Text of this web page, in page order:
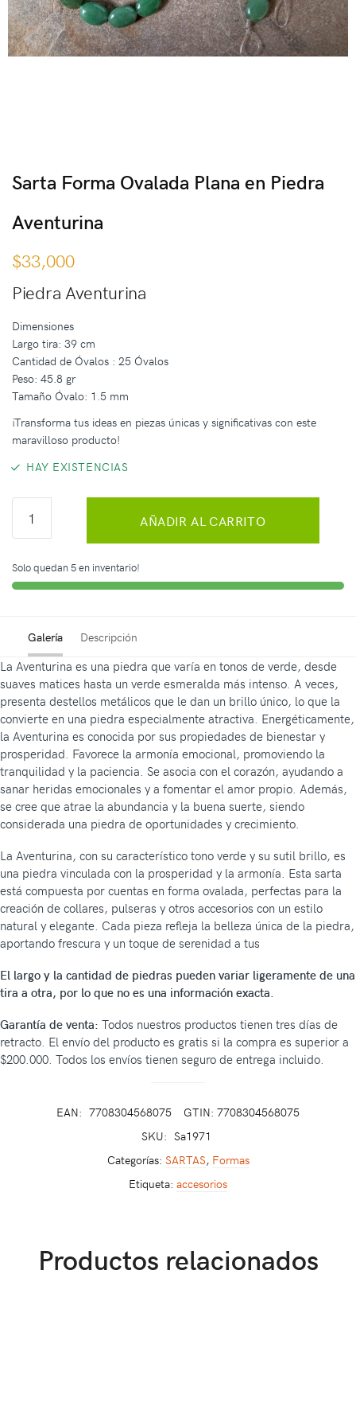
Sarta Forma Ovalada Plana en Piedra
Aventurina
$33,000
Piedra Aventurina
Dimensiones
Largo tira: 39 cm
Cantidad de Óvalos : 25 Óvalos
Peso: 45.8 gr
Tamaño Óvalo: 1.5 mm
¡Transforma tus ideas en piezas únicas y significativas con este
maravilloso producto!
HAY EXISTENCIAS
AÑADIR AL CARRITO
Solo quedan 5 en inventario!
Galería Descripción
La Aventurina es una piedra que varía en tonos de verde, desde
suaves matices hasta un verde esmeralda más intenso. A veces,
presenta destellos metálicos que le dan un brillo único, lo que la
convierte en una piedra especialmente atractiva. Energéticamente,
la Aventurina es conocida por sus propiedades de bienestar y
prosperidad. Favorece la armonía emocional, promoviendo la
tranquilidad y la paciencia. Se asocia con el corazón, ayudando a
sanar heridas emocionales y a fomentar el amor propio. Además,
se cree que atrae la abundancia y la buena suerte, siendo
considerada una piedra de oportunidades y crecimiento.
La Aventurina, con su característico tono verde y su sutil brillo, es
una piedra vinculada con la prosperidad y la armonía. Esta sarta
está compuesta por cuentas en forma ovalada, perfectas para la
creación de collares, pulseras y otros accesorios con un estilo
natural y elegante. Cada pieza refleja la belleza única de la piedra,
aportando frescura y un toque de serenidad a tus
El largo y la cantidad de piedras pueden variar ligeramente de una
tira a otra, por lo que no es una información exacta.
Garantía de venta: Todos nuestros productos tienen tres días de
retracto. El envío del producto es gratis si la compra es superior a
$200.000. Todos los envíos tienen seguro de entrega incluido.
EAN: 7708304568075
GTIN: 7708304568075
SKU: Sa1971
Categorías: SARTAS, Formas
Etiqueta: accesorios
Productos relacionados